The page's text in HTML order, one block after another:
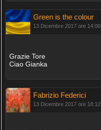
Green is the colour
13 Dicembre 2017 ore 14:00
Grazie Tore
Ciao Gianka
Fabrizio Federici
13 Dicembre 2017 ore 18:12